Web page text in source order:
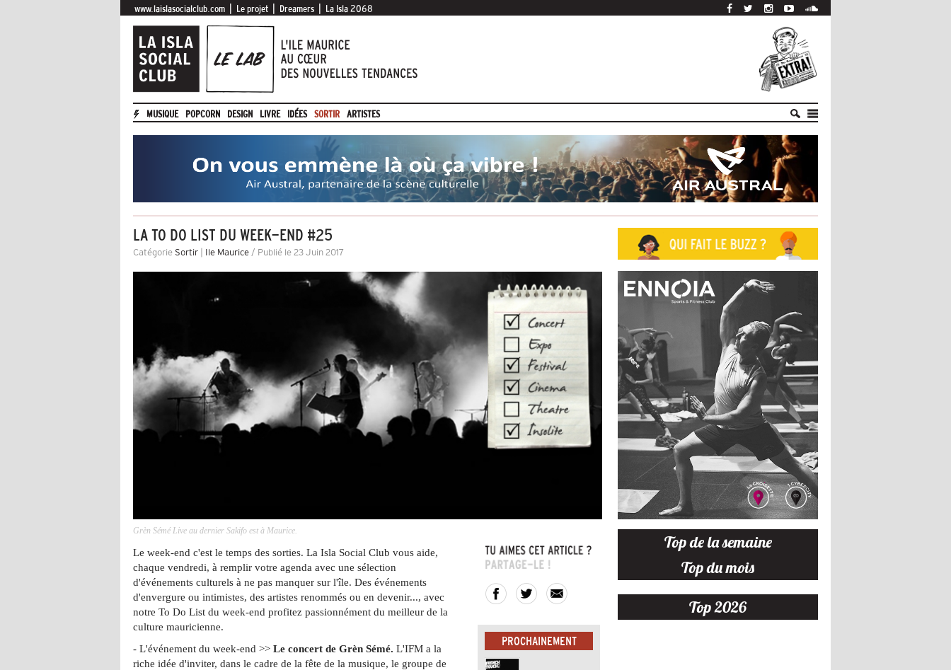
www.laislasocialclub.com Le projet Dreamers La Isla 2068
MUSIQUE POPCORN DESIGN LIVRE IDÉES SORTIR ARTISTES
LA TO DO LIST DU WEEK-END #25
Catégorie Sortir Ile Maurice / Publié le 23 Juin 2017
Grèn Sémé Live au dernier Sakifo est à Maurice.
Le week-end c'est le temps des sorties. La Isla Social Club vous aide,
chaque vendredi, à remplir votre agenda avec une sélection
d'événements culturels à ne pas manquer sur l'île. Des événements
d'envergure ou intimistes, des artistes renommés ou en devenir..., avec
notre To Do List du week-end profitez passionnément du meilleur de la
culture mauricienne.
- L'événement du week-end >> Le concert de Grèn Sémé. L'IFM a la
riche idée d'inviter, dans le cadre de la fête de la musique, le groupe de
PROCHAINEMENT
Top de la semaine
Top du mois
Top 2026